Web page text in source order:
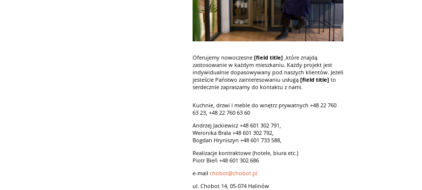
Oferujemy nowoczesne [field title] ,które znajdą
zastosowanie w każdym mieszkaniu. Każdy projekt jest
indywidualnie dopasowywany pod naszych klientów. Jeżeli
jesteście Państwo zainteresowaniu usługą [field title] to
serdecznie zapraszamy do kontaktu z nami.
Kuchnie, drzwi i meble do wnętrz prywatnych +48 22 760
63 23, +48 22 760 63 60
Andrzej Jackiewicz +48 601 302 791,
Weronika Brala +48 601 302 792,
Bogdan Hryniszyn +48 601 733 588,
Realizacje kontraktowe (hotele, biura etc.)
Piotr Bień +48 601 302 686
e-mail chobot@chobot.pl
ul. Chobot 14, 05-074 Halinów